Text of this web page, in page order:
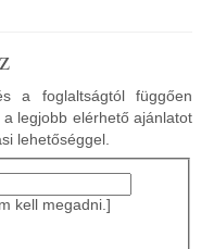
a foglaltságtól függően
legjobb elérhető ajánlatot
lehetőséggel.
kell megadni.]